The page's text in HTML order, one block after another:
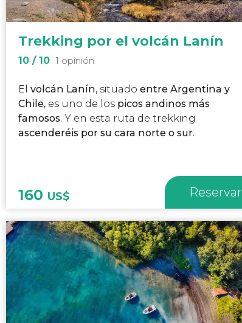
Trekking por el volcán Lanín
10/ 10 1 opinión
Elvolcán Lanín, situado entre Argentina y
Chile, es uno de los picos andinos más
famosos. Y en esta ruta de trekking
ascenderéis por su cara norte o sur.
160 US$ Reservar